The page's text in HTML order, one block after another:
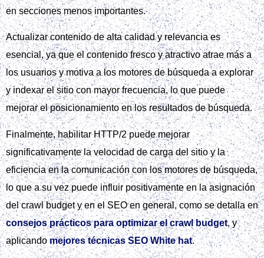
en secciones menos importantes.
Actualizar contenido de alta calidad y relevancia es
esencial, ya que el contenido fresco y atractivo atrae más a
los usuarios y motiva a los motores de búsqueda a explorar
y indexar el sitio con mayor frecuencia, lo que puede
mejorar el posicionamiento en los resultados de búsqueda.
Finalmente, habilitar HTTP/2 puede mejorar
significativamente la velocidad de carga del sitio y la
eficiencia en la comunicación con los motores de búsqueda,
lo que a su vez puede influir positivamente en la asignación
del crawl budget y en el SEO en general, como se detalla en
consejos prácticos para optimizar el crawl budget, y
aplicandomejores técnicas SEO White hat.